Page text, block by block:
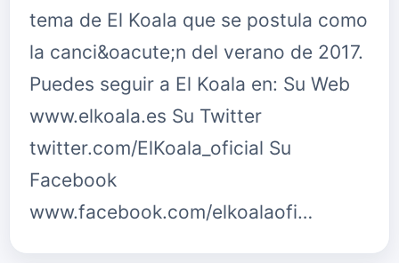
tema de El Koala que se postula como
la canci&oacute;n del verano de 2017.
Puedes seguir a El Koala en: Su Web
www.elkoala.es Su Twitter
twitter.com/ElKoala_oficial Su
Facebook
www.facebook.com/elkoalaofi…